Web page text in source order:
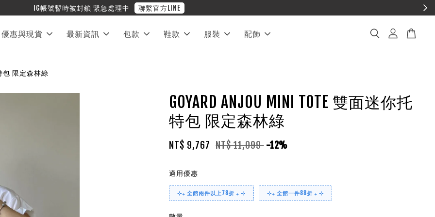
❤︎ 全館滿兩萬享免運
優惠與現貨 最新資訊 包款 鞋款 服裝 配飾
包 限定森林綠
GOYARD ANJOU MINI TOTE 雙面迷你托
特包 限定森林綠
NT$ 9,767 NT$ 11,099 -12%
適用優惠
⊹₊ 全館兩件以上78折 ₊ ⊹ ⊹₊ 全館一件88折 ₊ ⊹